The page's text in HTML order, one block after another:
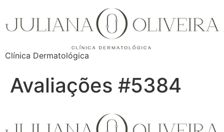
Clínica Dermatológica
Avaliações #5384